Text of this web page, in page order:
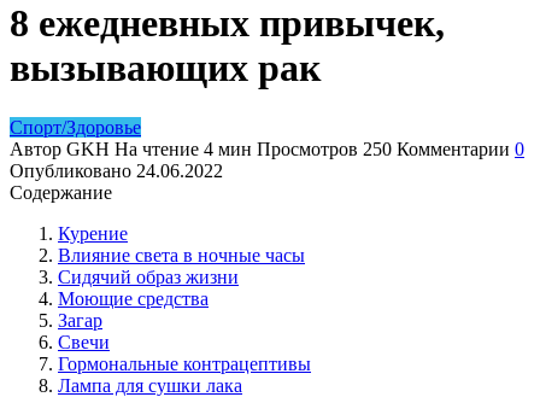
8 ежедневных привычек,
вызывающих рак
Спорт/Здоровье
Автор GKH На чтение 4 мин Просмотров 250 Комментарии 0
Опубликовано 24.06.2022
Содержание
Курение
Влияние света в ночные часы
Сидячий образ жизни
Моющие средства
Загар
Свечи
Гормональные контрацептивы
Лампа для сушки лака